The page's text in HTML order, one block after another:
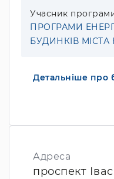
Учасник
ПРОГРАМИ
БУДИНКІВ МІСТА
Детальніше про
Адреса
проспект